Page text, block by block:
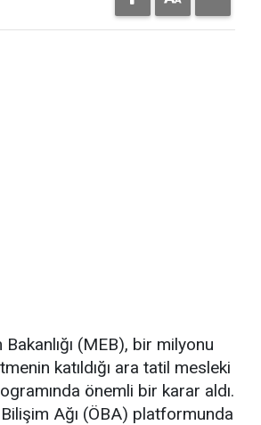
(MEB), bir milyonu
katıldığı ara tatil mesleki
önemli bir karar aldı.
Ağı (ÖBA) platformunda